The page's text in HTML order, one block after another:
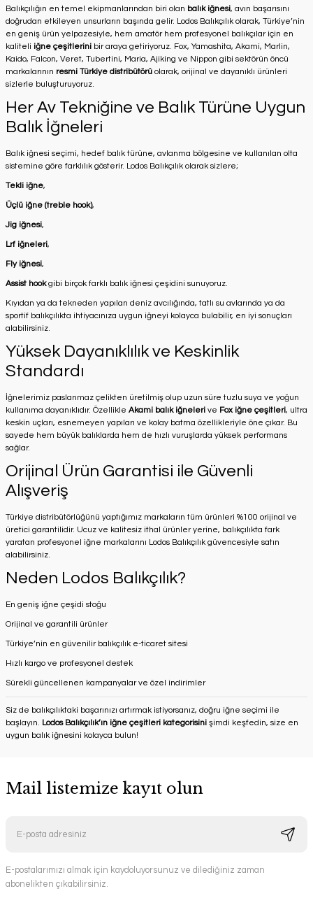
Balıkçılığın en temel ekipmanlarından biri olan balık iğnesi, avın başarısını
doğrudan etkileyen unsurların başında gelir. Lodos Balıkçılık olarak, Türkiye’nin
en geniş ürün yelpazesiyle, hem amatör hem profesyonel balıkçılar için en
kaliteli iğne çeşitlerini bir araya getiriyoruz. Fox, Yamashita, Akami, Marlin,
Kaido, Falcon, Veret, Tubertini, Maria, Ajiking ve Nippon gibi sektörün öncü
markalarının resmi Türkiye distribütörü olarak, orijinal ve dayanıklı ürünleri
sizlerle buluşturuyoruz.
Her Av Tekniğine ve Balık Türüne Uygun
Balık İğneleri
Balık iğnesi seçimi, hedef balık türüne, avlanma bölgesine ve kullanılan olta
sistemine göre farklılık gösterir. Lodos Balıkçılık olarak sizlere;
Tekli iğne,
Üçlü iğne (treble hook),
Jig iğnesi,
Lrf iğneleri,
Fly iğnesi,
Assist hookgibi birçok farklı balık iğnesi çeşidini sunuyoruz.
Kıyıdan ya da tekneden yapılan deniz avcılığında, tatlı su avlarında ya da
sportif balıkçılıkta ihtiyacınıza uygun iğneyi kolayca bulabilir, en iyi sonuçları
alabilirsiniz.
Yüksek Dayanıklılık ve Keskinlik
Standardı
İğnelerimiz paslanmaz çelikten üretilmiş olup uzun süre tuzlu suya ve yoğun
kullanıma dayanıklıdır. Özellikle Akami balık iğneleri ve Fox iğne çeşitleri, ultra
keskin uçları, esnemeyen yapıları ve kolay batma özellikleriyle öne çıkar. Bu
sayede hem büyük balıklarda hem de hızlı vuruşlarda yüksek performans
sağlar.
Orijinal Ürün Garantisi ile Güvenli
Alışveriş
Türkiye distribütörlüğünü yaptığımız markaların tüm ürünleri %100 orijinal ve
üretici garantilidir. Ucuz ve kalitesiz ithal ürünler yerine, balıkçılıkta fark
yaratan profesyonel iğne markalarını Lodos Balıkçılık güvencesiyle satın
alabilirsiniz.
Neden Lodos Balıkçılık?
En geniş iğne çeşidi stoğu
Orijinal ve garantili ürünler
Türkiye’nin en güvenilir balıkçılık e-ticaret sitesi
Hızlı kargo ve profesyonel destek
Sürekli güncellenen kampanyalar ve özel indirimler
Siz de balıkçılıktaki başarınızı artırmak istiyorsanız, doğru iğne seçimi ile
başlayın. Lodos Balıkçılık’ın iğne çeşitleri kategorisini şimdi keşfedin, size en
uygun balık iğnesini kolayca bulun!
Mail listemize kayıt olun
E-postalarımızı almak için kaydoluyorsunuz ve dilediğiniz zaman
abonelikten çıkabilirsiniz.